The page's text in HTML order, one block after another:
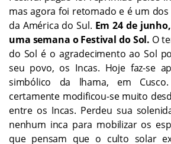
mas agora foi retomado e é um
da América do Sul. Em 24 de
uma semana o Festival do Sol. O
do Sol é o agradecimento ao Sol
seu povo, os Incas. Hoje faz-se
simbólico da lhama, em
certamente modificou-se muito
entre os Incas. Perdeu sua
nenhum inca para mobilizar os
que pensam que o culto solar